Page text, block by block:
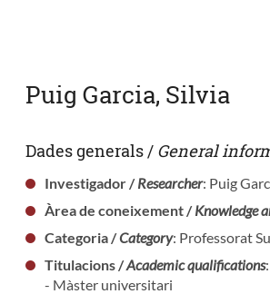
Puig Garcia, Silvia
Dades generals / General
Investigador /Researcher: Puig
Àrea de coneixement /Knowledge
Categoria /Category: Professorat
Titulacions /Academic qualifications:
- Màster universitari